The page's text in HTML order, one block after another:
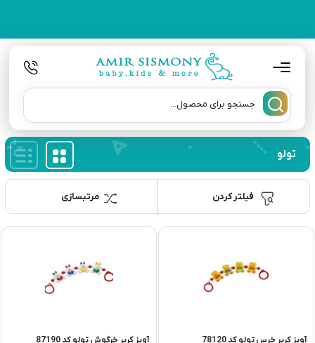
تولو
مرتبسازی فیلتر کردن
آویز کریر خرس تولو کد 78120 آویز کریر خرگوش تولو کد 87190